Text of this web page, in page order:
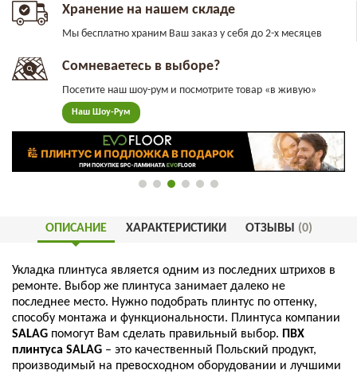
Хранение на нашем складе
Мы бесплатно храним Ваш заказ у себя до 2-х месяцев
Сомневаетесь в выборе?
Посетите наш шоу-рум и посмотрите товар «в живую»
Наш Шоу-Рум
ОПИСАНИЕ ХАРАКТЕРИСТИКИ ОТЗЫВЫ (0)
Укладка плинтуса является одним из последних штрихов в
ремонте. Выбор же плинтуса занимает далеко не
последнее место. Нужно подобрать плинтус по оттенку,
способу монтажа и функциональности. Плинтуса компании
SALAG помогут Вам сделать правильный выбор. ПВХ
плинтуса SALAG – это качественный Польский продукт,
производимый на превосходном оборудовании и лучшими